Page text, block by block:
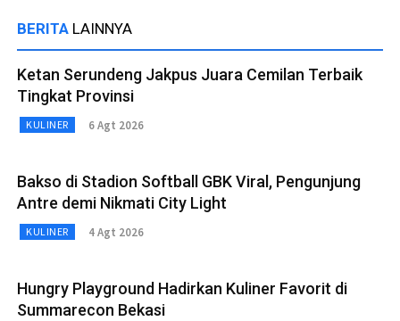
BERITA LAINNYA
Ketan Serundeng Jakpus Juara Cemilan Terbaik
Tingkat Provinsi
KULINER 6 Agt 2026
Bakso di Stadion Softball GBK Viral, Pengunjung
Antre demi Nikmati City Light
KULINER 4 Agt 2026
Hungry Playground Hadirkan Kuliner Favorit di
Summarecon Bekasi